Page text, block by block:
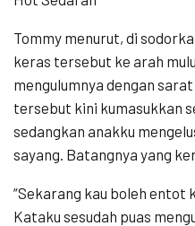
Tommy menurut, di
keras tersebut ke arah
mengulumnya dengan
tersebut kini kumasukkan
sedangkan anakku
sayang. Batangnya yang
“Sekarang kau boleh entot
Kataku sesudah puas